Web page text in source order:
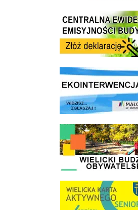
Centrala Ewidencja Emisyjności
link do strony ekointerwencja
link do strony - Wielicki Budżet
link do strony Wielicka Karta